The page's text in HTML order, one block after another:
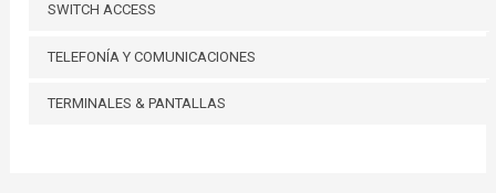
SWITCH ACCESS
TELEFONÍA Y COMUNICACIONES
TERMINALES & PANTALLAS